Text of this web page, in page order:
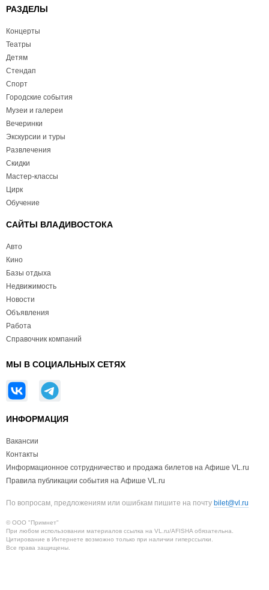
РАЗДЕЛЫ
Концерты
Театры
Детям
Стендап
Спорт
Городские события
Музеи и галереи
Вечеринки
Экскурсии и туры
Развлечения
Скидки
Мастер-классы
Цирк
Обучение
САЙТЫ ВЛАДИВОСТОКА
Авто
Кино
Базы отдыха
Недвижимость
Новости
Объявления
Работа
Справочник компаний
МЫ В СОЦИАЛЬНЫХ СЕТЯХ
ИНФОРМАЦИЯ
Вакансии
Контакты
Информационное сотрудничество и продажа билетов на Афише VL.ru
Правила публикации события на Афише VL.ru
По вопросам, предложениям или ошибкам пишите на почту bilet@vl.ru
© ООО "Примнет"
При любом использовании материалов ссылка на VL.ru/AFISHA обязательна.
Цитирование в Интернете возможно только при наличии гиперссылки.
Все права защищены.